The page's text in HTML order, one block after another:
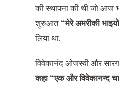
की स्थापना की थी जो आज
शुरुआत “मेरे अमरीकी
लिया था.
विवेकानंद ओजस्वी और
कहा “एक और विवेकानन्द